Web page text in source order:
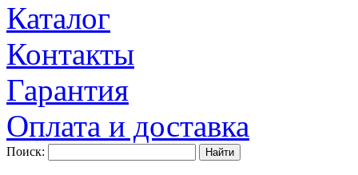
Каталог
Контакты
Гарантия
Оплата и доставка
Поиск: